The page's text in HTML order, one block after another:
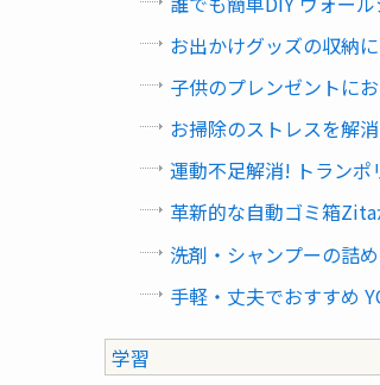
お出かけグッズの収納
子供のプレンゼントに
お掃除のストレスを解
運動不足解消! トラン
革新的な自動ゴミ箱
洗剤・シャンプーの詰
手軽・丈夫でおすすめ
学習